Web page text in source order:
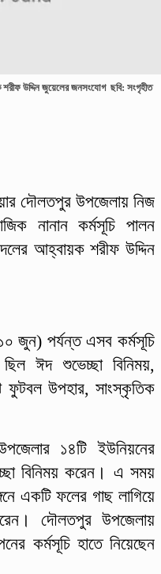
উদ্দিন জুয়েলের জনসংযোগ ছবি: সংগৃহীত
দৌলতপুর উপজেলায় নিজ
নানান কর্মসূচি পালন
আহ্বায়ক শরীফ উদ্দিন
জুন) পর্যন্ত এসব কর্মসূচি
ঈদ শুভেচ্ছা বিনিময়,
ফুটবল উপহার, সাংস্কৃতিক
১৪টি ইউনিয়নের
বিনিময় করেন। এ সময়
একটি ফলের গাছ লাগিয়ে
দৌলতপুর উপজেলায়
কর্মসূচি হাতে নিয়েছেন